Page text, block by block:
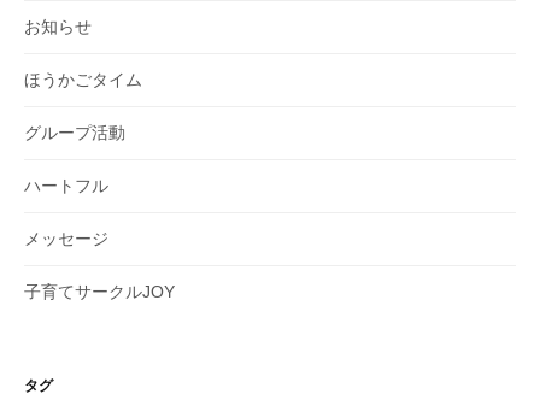
お知らせ
ほうかごタイム
グループ活動
ハートフル
メッセージ
子育てサークルJOY
タグ